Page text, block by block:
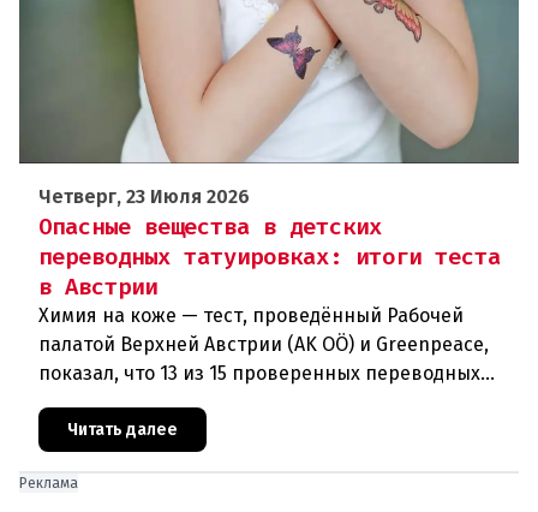
Четверг, 23 Июля 2026
Опасные вещества в детских
переводных татуировках: итоги теста
в Австрии
Химия на коже — тест, проведённый Рабочей
палатой Верхней Австрии (AK OÖ) и Greenpeace,
показал, что 13 из 15 проверенных переводных
использованию из-за содержа
Читать далее
Реклама